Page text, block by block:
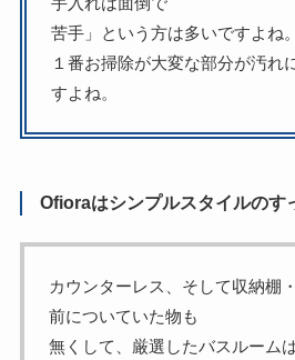
苦手」という方は多いですよね。
１番お掃除が大変な部分が汚れ
すよね。
Ofioraはシンプルスタイルのす
カウンターレス、そして収納棚
前についていた物も
無くして、厳選したバスルーム